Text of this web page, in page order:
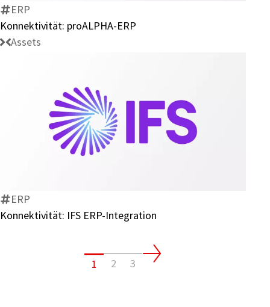
ERP
Konnektivität: proALPHA-ERP
Assets
Konnektivität:
IFS
ERP
Konnektivität: IFS ERP-Integration
1 2 3